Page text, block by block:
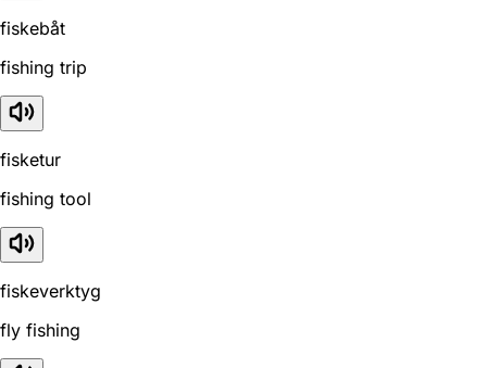
fiskebåt
fishing trip
fisketur
fishing tool
fiskeverktyg
fly fishing